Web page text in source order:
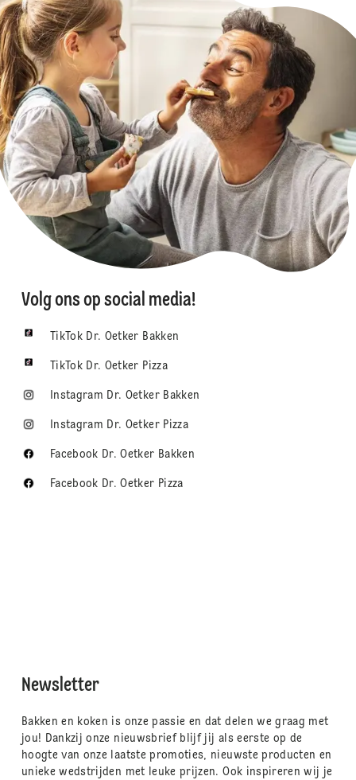
Volg ons op social media!
TikTok Dr. Oetker Bakken
TikTok Dr. Oetker Pizza
Instagram Dr. Oetker Bakken
Instagram Dr. Oetker Pizza
Facebook Dr. Oetker Bakken
Facebook Dr. Oetker Pizza
Newsletter
Bakken en koken is onze passie en dat delen we graag met
jou! Dankzij onze nieuwsbrief blijf jij als eerste op de
hoogte van onze laatste promoties, nieuwste producten en
unieke wedstrijden met leuke prijzen. Ook inspireren wij je